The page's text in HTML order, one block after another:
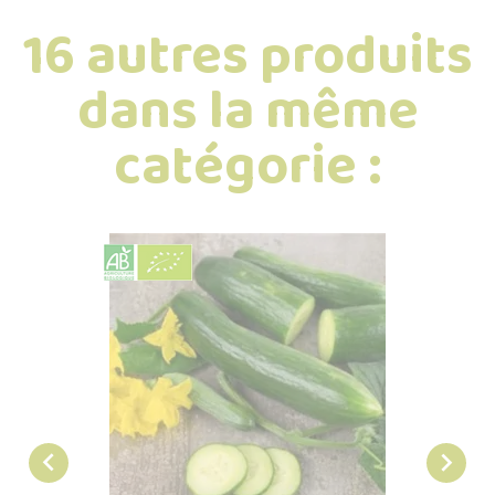
16 autres produits
dans la même
catégorie :
 